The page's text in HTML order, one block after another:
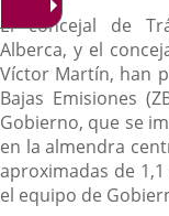
El concejal de
Alberca, y el
Víctor Martín, han
Bajas Emisiones
Gobierno, que se
en la almendra
aproximadas de 1,1
el equipo de